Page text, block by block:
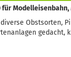
für
Obstsorten,